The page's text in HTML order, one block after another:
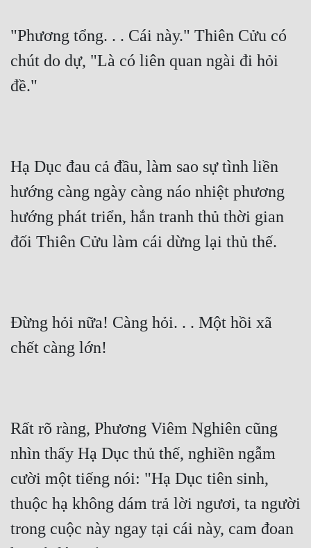
"Phương tổng. . . Cái này." Thiên Cửu có
chút do dự, "Là có liên quan ngài đi hỏi
đề."
Hạ Dục đau cả đầu, làm sao sự tình liền
hướng càng ngày càng náo nhiệt phương
hướng phát triển, hắn tranh thủ thời gian
đối Thiên Cửu làm cái dừng lại thủ thế.
Đừng hỏi nữa! Càng hỏi. . . Một hồi xã
chết càng lớn!
Rất rõ ràng, Phương Viêm Nghiên cũng
nhìn thấy Hạ Dục thủ thế, nghiền ngẫm
cười một tiếng nói: "Hạ Dục tiên sinh,
thuộc hạ không dám trả lời ngươi, ta người
trong cuộc này ngay tại cái này, cam đoan